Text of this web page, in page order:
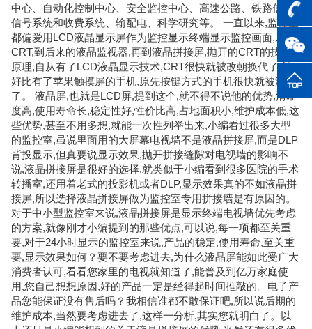
中心、自动化控制中心、安全监控中心、高速公路、铁路信息
信号系统和收费系统、输配电、科学研究等。 一直以来,监控室
都偏爱用LCD液晶显示屏作为监控显示终端显示监控画面,从
CRT,到后来的液晶监视器,再到液晶拼接屏,抛开的CRT的技术
原理,自从有了LCD液晶显示技术,CRT很快就被改朝换代了,就
好比有了苹果触摸屏的手机,原先按键方式的手机很快就被淘汰
了。 液晶屏,也就是LCD屏,提到这个,就不得不说他的优势,清晰
度高,使用寿命长,稳定性好,性价比高,占地面积小,维护成本低,这
些优势,甚至不用多想,就能一次性列举出来,小编看过很多大型
的监控室,虽说里面用的大屏幕电视墙不是液晶拼接屏,而是DLP
背投显示,但真要说显示效果,抛开拼接缝隙对电视墙的影响不
说,液晶拼接屏是很好的选择,就类似于小编看到很多医院的手术
转播室,还用着老式的投影机或者DLP,显示效果真的不如液晶拼
接屏,所以选择液晶拼接屏做为监控室专用拼接墙是有原因的。
对于中小型监控室来说,液晶拼接屏是显示终端电视墙优先考虑
的方案,就像刚才小编提到的那些优点,可以说,每一项都至关重
要,对于24小时显示的监控室来说,产品的稳定,使用寿命,至关重
要,显示效果如何？要不要考虑进去,为什么液晶屏能如此受广大
消费者认可,看看您家里的电视就知道了,能普及到亿万家庭使
用,您自己想想原因,好的产品一定是经得起时间推敲的。电子产
品您能保证没有售后吗？我相信谁都不敢保证吧,所以说后期的
维护成本,当然要考虑进去了,这样一分析,其实您就明白了。以